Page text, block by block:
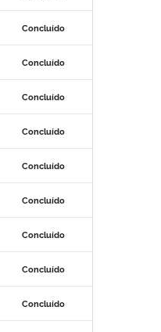
Concluído
Concluído
Concluído
Concluído
Concluído
Concluído
Concluído
Concluído
Concluído